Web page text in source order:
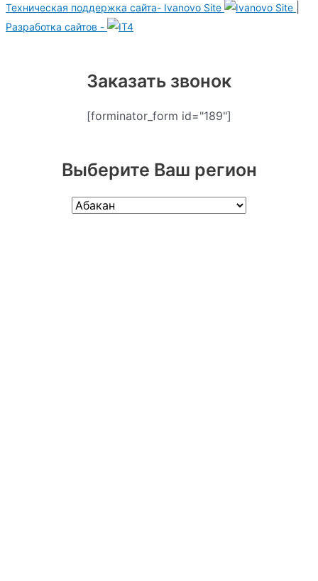
Техническая поддержка сайта- Ivanovo Site
Разработка сайтов -
Заказать звонок
[forminator_form id="189"]
Выберите Ваш регион